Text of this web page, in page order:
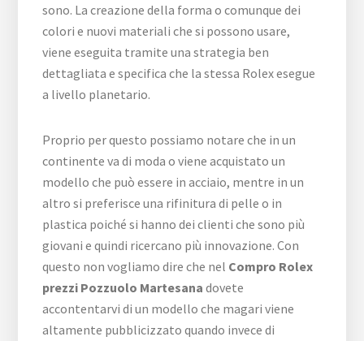
sono. La creazione della forma o comunque dei
colori e nuovi materiali che si possono usare,
viene eseguita tramite una strategia ben
dettagliata e specifica che la stessa Rolex esegue
a livello planetario.
Proprio per questo possiamo notare che in un
continente va di moda o viene acquistato un
modello che può essere in acciaio, mentre in un
altro si preferisce una rifinitura di pelle o in
plastica poiché si hanno dei clienti che sono più
giovani e quindi ricercano più innovazione. Con
questo non vogliamo dire che nel Compro Rolex
prezzi Pozzuolo Martesana dovete
accontentarvi di un modello che magari viene
altamente pubblicizzato quando invece di